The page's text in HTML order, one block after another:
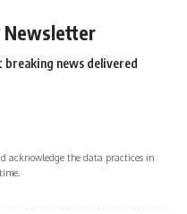
Newsletter
breaking news delivered
acknowledge the data practices in